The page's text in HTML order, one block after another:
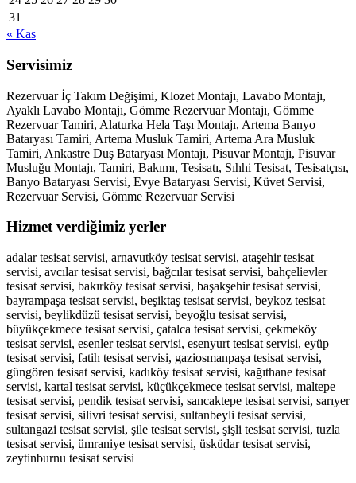
31
« Kas
Servisimiz
Rezervuar İç Takım Değişimi, Klozet Montajı, Lavabo Montajı,
Ayaklı Lavabo Montajı, Gömme Rezervuar Montajı, Gömme
Rezervuar Tamiri, Alaturka Hela Taşı Montajı, Artema Banyo
Bataryası Tamiri, Artema Musluk Tamiri, Artema Ara Musluk
Tamiri, Ankastre Duş Bataryası Montajı, Pisuvar Montajı, Pisuvar
Musluğu Montajı, Tamiri, Bakımı, Tesisatı, Sıhhi Tesisat, Tesisatçısı,
Banyo Bataryası Servisi, Evye Bataryası Servisi, Küvet Servisi,
Rezervuar Servisi, Gömme Rezervuar Servisi
Hizmet verdiğimiz yerler
adalar tesisat servisi, arnavutköy tesisat servisi, ataşehir tesisat
servisi, avcılar tesisat servisi, bağcılar tesisat servisi, bahçelievler
tesisat servisi, bakırköy tesisat servisi, başakşehir tesisat servisi,
bayrampaşa tesisat servisi, beşiktaş tesisat servisi, beykoz tesisat
servisi, beylikdüzü tesisat servisi, beyoğlu tesisat servisi,
büyükçekmece tesisat servisi, çatalca tesisat servisi, çekmeköy
tesisat servisi, esenler tesisat servisi, esenyurt tesisat servisi, eyüp
tesisat servisi, fatih tesisat servisi, gaziosmanpaşa tesisat servisi,
güngören tesisat servisi, kadıköy tesisat servisi, kağıthane tesisat
servisi, kartal tesisat servisi, küçükçekmece tesisat servisi, maltepe
tesisat servisi, pendik tesisat servisi, sancaktepe tesisat servisi, sarıyer
tesisat servisi, silivri tesisat servisi, sultanbeyli tesisat servisi,
sultangazi tesisat servisi, şile tesisat servisi, şişli tesisat servisi, tuzla
tesisat servisi, ümraniye tesisat servisi, üsküdar tesisat servisi,
zeytinburnu tesisat servisi